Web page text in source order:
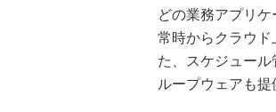
どの業務アプリ
常時からクラウド
た、スケジュー
ループウェアも提